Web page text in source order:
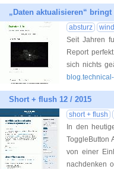
„Daten aktualisieren“
absturz
Seit Jahren
Report
sich nichts
Short + flush 12 / 2015
short + flush
In den
ToggleButton
von einer
nachdenken